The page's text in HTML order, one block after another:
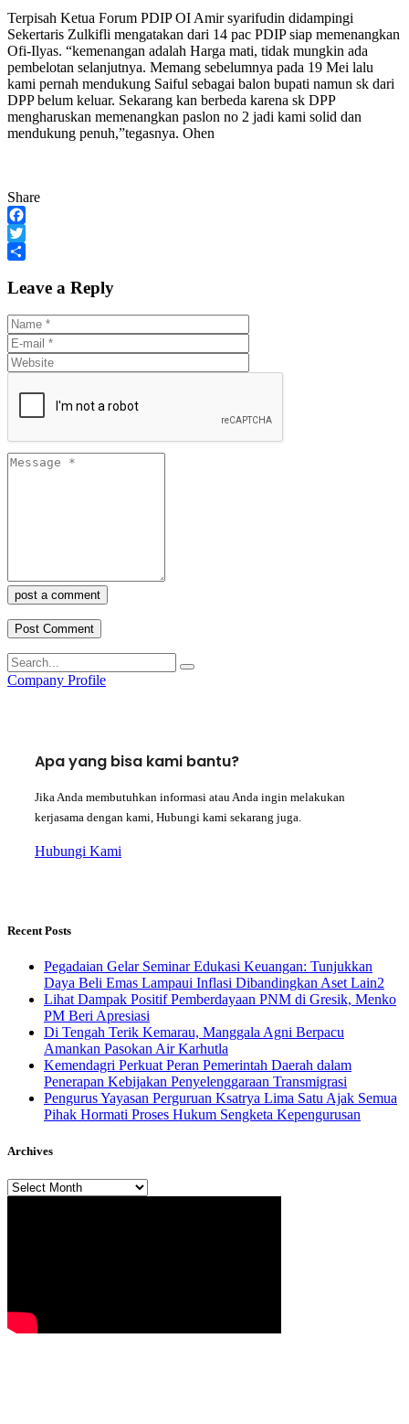
Terpisah Ketua Forum PDIP OI Amir syarifudin didampingi
Sekertaris Zulkifli mengatakan dari 14 pac PDIP siap memenangkan
Ofi-Ilyas. “kemenangan adalah Harga mati, tidak mungkin ada
pembelotan selanjutnya. Memang sebelumnya pada 19 Mei lalu
kami pernah mendukung Saiful sebagai balon bupati namun sk dari
DPP belum keluar. Sekarang kan berbeda karena sk DPP
mengharuskan memenangkan paslon no 2 jadi kami solid dan
mendukung penuh,”tegasnya. Ohen
Share
Facebook
Twitter
Leave a Reply
post a comment
Company Profile
Apa yang bisa kami bantu?
Jika Anda membutuhkan informasi atau Anda ingin melakukan
kerjasama dengan kami, Hubungi kami sekarang juga.
Hubungi Kami
Recent Posts
Pegadaian Gelar Seminar Edukasi Keuangan: Tunjukkan
Daya Beli Emas Lampaui Inflasi Dibandingkan Aset Lain2
Lihat Dampak Positif Pemberdayaan PNM di Gresik, Menko
PM Beri Apresiasi
​Di Tengah Terik Kemarau, Manggala Agni Berpacu
Amankan Pasokan Air Karhutla
Kemendagri Perkuat Peran Pemerintah Daerah dalam
Penerapan Kebijakan Penyelenggaraan Transmigrasi
Pengurus Yayasan Perguruan Ksatrya Lima Satu Ajak Semua
Pihak Hormati Proses Hukum Sengketa Kepengurusan
Archives
Archives